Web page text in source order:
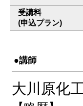
受講料
(申込プラン)
●講師
大川原化